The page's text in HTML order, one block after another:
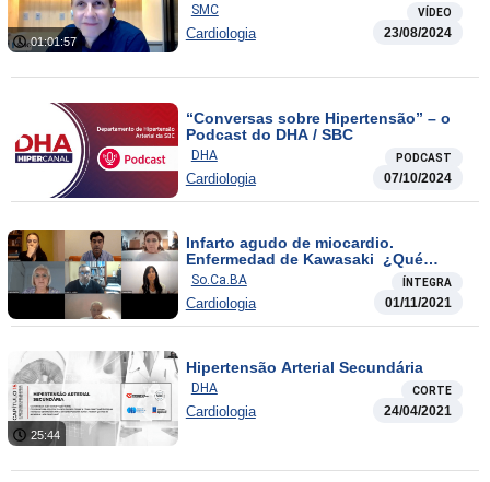
01:01:57
SMC VÍDEO
Cardiologia 23/08/2024
“Conversas sobre Hipertensão” – o
Podcast do DHA / SBC
DHA PODCAST
Cardiologia 07/10/2024
Infarto agudo de miocardio.
Enfermedad de Kawasaki ¿Qué
debemos saber y hacer?
So.Ca.BA ÍNTEGRA
Cardiologia 01/11/2021
25:44
Hipertensão Arterial Secundária
DHA CORTE
Cardiologia 24/04/2021